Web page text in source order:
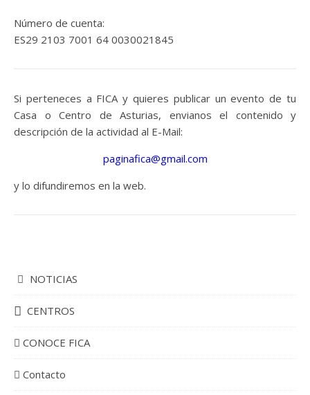
Número de cuenta:
ES29 2103 7001 64 0030021845
Si perteneces a FICA y quieres publicar un evento de tu
Casa o Centro de Asturias, envianos el contenido y
descripción de la actividad al E-Mail:
paginafica@gmail.com
y lo difundiremos en la web.
NOTICIAS
CENTROS
CONOCE FICA
Contacto